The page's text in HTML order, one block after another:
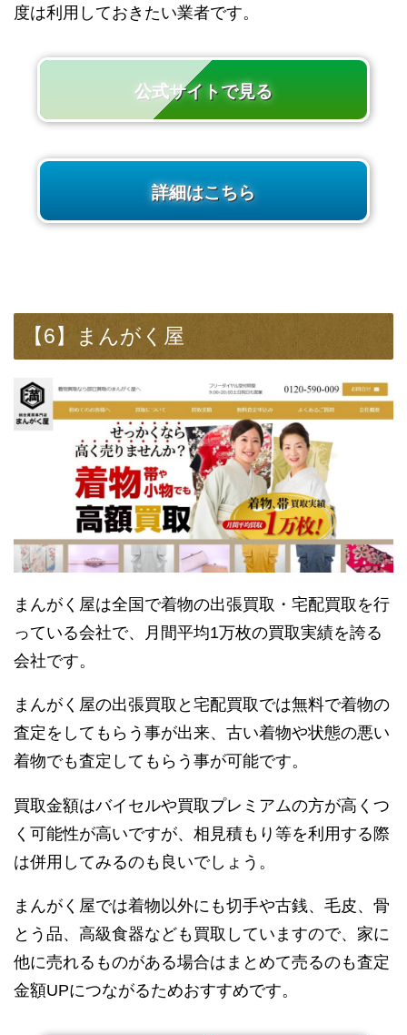
度は利用しておきたい業者です。
公式サイトで見る
詳細はこちら
【6】まんがく屋
まんがく屋は全国で着物の出張買取・宅配買取を行
っている会社で、月間平均1万枚の買取実績を誇る
会社です。
まんがく屋の出張買取と宅配買取では無料で着物の
査定をしてもらう事が出来、古い着物や状態の悪い
着物でも査定してもらう事が可能です。
買取金額はバイセルや買取プレミアムの方が高くつ
く可能性が高いですが、相見積もり等を利用する際
は併用してみるのも良いでしょう。
まんがく屋では着物以外にも切手や古銭、毛皮、骨
とう品、高級食器なども買取していますので、家に
他に売れるものがある場合はまとめて売るのも査定
金額UPにつながるためおすすめです。